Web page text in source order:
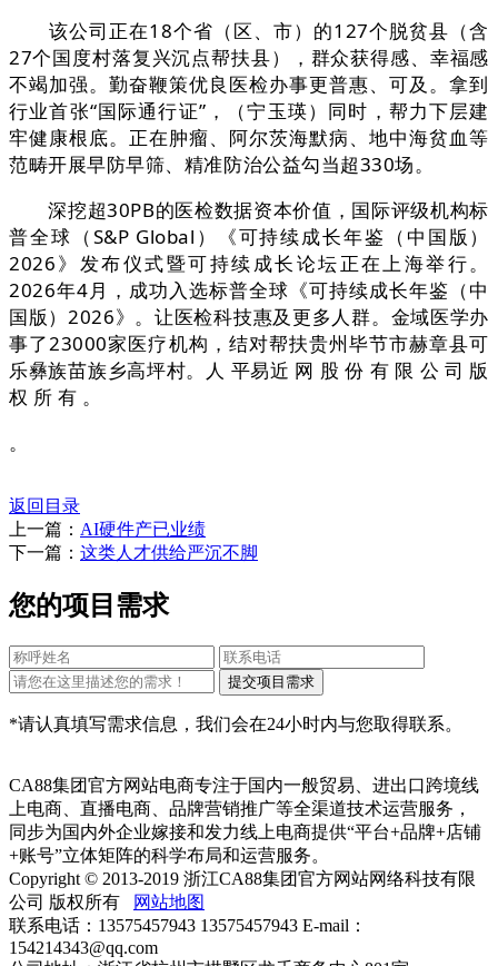
该公司正在18个省（区、市）的127个脱贫县（含
27个国度村落复兴沉点帮扶县），群众获得感、幸福感
不竭加强。勤奋鞭策优良医检办事更普惠、可及。拿到
行业首张“国际通行证”，（宁玉瑛）同时，帮力下层建
牢健康根底。正在肿瘤、阿尔茨海默病、地中海贫血等
范畴开展早防早筛、精准防治公益勾当超330场。
深挖超30PB的医检数据资本价值，国际评级机构标
普全球（S&P Global）《可持续成长年鉴（中国版）
2026》发布仪式暨可持续成长论坛正在上海举行。
2026年4月，成功入选标普全球《可持续成长年鉴（中
国版）2026》。让医检科技惠及更多人群。金域医学办
事了23000家医疗机构，结对帮扶贵州毕节市赫章县可
乐彝族苗族乡高坪村。人 平易近 网 股 份 有 限 公 司 版
权 所 有 。
。
返回目录
上一篇： AI硬件产已业绩
下一篇： 这类人才供给严沉不脚
您的项目需求
*请认真填写需求信息，我们会在24小时内与您取得联系。
CA88集团官方网站电商专注于国内一般贸易、进出口跨境线
上电商、直播电商、品牌营销推广等全渠道技术运营服务，
同步为国内外企业嫁接和发力线上电商提供“平台+品牌+店铺
+账号”立体矩阵的科学布局和运营服务。
Copyright © 2013-2019 浙江CA88集团官方网站网络科技有限
公司 版权所有
网站地图
联系电话：13575457943 13575457943 E-mail：
154214343@qq.com